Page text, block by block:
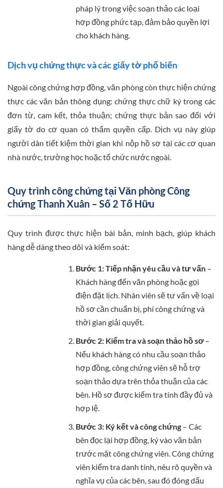
pháp lý trong việc soạn thảo các loại
hợp đồng phức tạp, đảm bảo quyền lợi
cho khách hàng.
Dịch vụ chứng thực và các giấy tờ phổ biến
Ngoài công chứng hợp đồng, văn phòng còn thực hiện chứng
thực các văn bản thông dụng: chứng thực chữ ký trong các
đơn từ, cam kết, thỏa thuận; chứng thực bản sao đối với
giấy tờ do cơ quan có thẩm quyền cấp. Dịch vụ này giúp
người dân tiết kiệm thời gian khi nộp hồ sơ tại các cơ quan
nhà nước, trường học hoặc tổ chức nước ngoài.
Quy trình công chứng tại Văn phòng Công
chứng Thanh Xuân – Số 2 Tố Hữu
Quy trình được thực hiện bài bản, minh bạch, giúp khách
hàng dễ dàng theo dõi và kiểm soát:
Bước 1: Tiếp nhận yêu cầu và tư vấn –
Khách hàng đến văn phòng hoặc gọi
điện đặt lịch. Nhân viên sẽ tư vấn về loại
hồ sơ cần chuẩn bị, phí công chứng và
thời gian giải quyết.
Bước 2: Kiểm tra và soạn thảo hồ sơ–
Nếu khách hàng có nhu cầu soạn thảo
hợp đồng, công chứng viên sẽ hỗ trợ
soạn thảo dựa trên thỏa thuận của các
bên. Hồ sơ được kiểm tra tính đầy đủ và
hợp lệ.
Bước 3: Ký kết và công chứng – Các
bên đọc lại hợp đồng, ký vào văn bản
trước mặt công chứng viên. Công chứng
viên kiểm tra danh tính, nêu rõ quyền và
nghĩa vụ của các bên, sau đó đóng dấu